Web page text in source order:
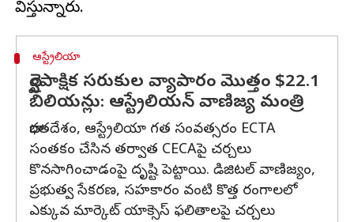
ఆస్ట్రేలియా
ద్వైపాక్షిక సరుకుల వ్యాపారం మొత్తం $22.1
బిలియన్లు: ఆస్ట్రేలియన్ వాణిజ్య మంత్రి
భారతదేశం, ఆస్ట్రేలియా గత సంవత్సరం ECTA
సంతకం చేసిన తర్వాత CECAపై చర్చలు
కొనసాగించాడంపై దృష్టి పెట్టాయి. డిజిటల్ వాణిజ్యం,
ప్రభుత్వ సేకరణ, సహకారం వంటి కొత్త రంగాలలో
ఎక్కువ మార్కెట్ యాక్సెస్ ఫలితాలపై చర్చలు